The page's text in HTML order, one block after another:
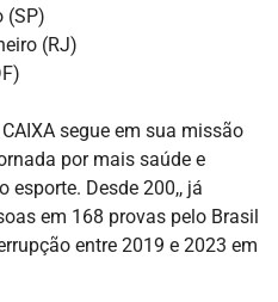
(SP)
(RJ)
segue em sua missão
por mais saúde e
esporte. Desde 200,, já
em 168 provas pelo Brasil
entre 2019 e 2023 em